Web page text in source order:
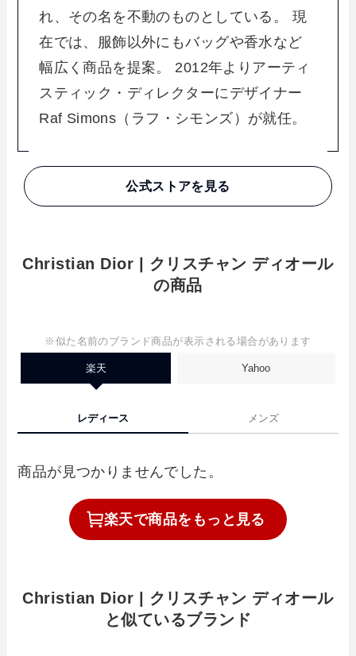
れ、その名を不動のものとしている。 現
在では、服飾以外にもバッグや香水など
幅広く商品を提案。 2012年よりアーティ
スティック・ディレクターにデザイナー
Raf Simons（ラフ・シモンズ）が就任。
公式ストアを見る
Christian Dior | クリスチャン ディオール
の商品
※似た名前のブランド商品が表示される場合があります
楽天 Yahoo
レディース メンズ
商品が見つかりませんでした。
楽天で商品を もっと見る
Christian Dior | クリスチャン ディオール
と似ているブランド